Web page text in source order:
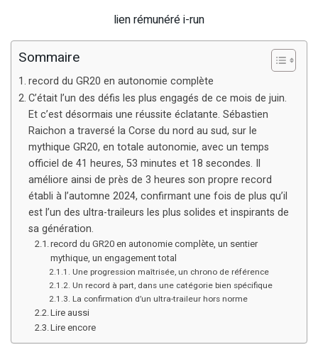
lien rémunéré i-run
Sommaire
record du GR20 en autonomie complète
C’était l’un des défis les plus engagés de ce mois de juin.
Et c’est désormais une réussite éclatante. Sébastien
Raichon a traversé la Corse du nord au sud, sur le
mythique GR20, en totale autonomie, avec un temps
officiel de 41 heures, 53 minutes et 18 secondes. Il
améliore ainsi de près de 3 heures son propre record
établi à l’automne 2024, confirmant une fois de plus qu’il
est l’un des ultra-traileurs les plus solides et inspirants de
sa génération.
record du GR20 en autonomie complète, un sentier
mythique, un engagement total
Une progression maîtrisée, un chrono de référence
Un record à part, dans une catégorie bien spécifique
La confirmation d’un ultra-traileur hors norme
Lire aussi
Lire encore